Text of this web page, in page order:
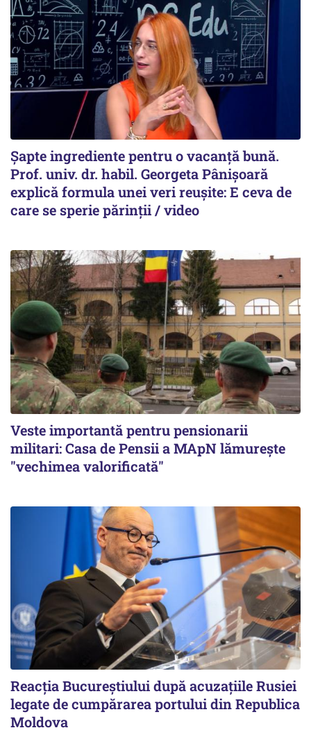
Șapte ingrediente pentru o vacanță bună.
Prof. univ. dr. habil. Georgeta Pânișoară
explică formula unei veri reușite: E ceva de
care se sperie părinții / video
Veste importantă pentru pensionarii
militari: Casa de Pensii a MApN lămurește
"vechimea valorificată"
Reacția Bucureștiului după acuzațiile Rusiei
legate de cumpărarea portului din Republica
Moldova